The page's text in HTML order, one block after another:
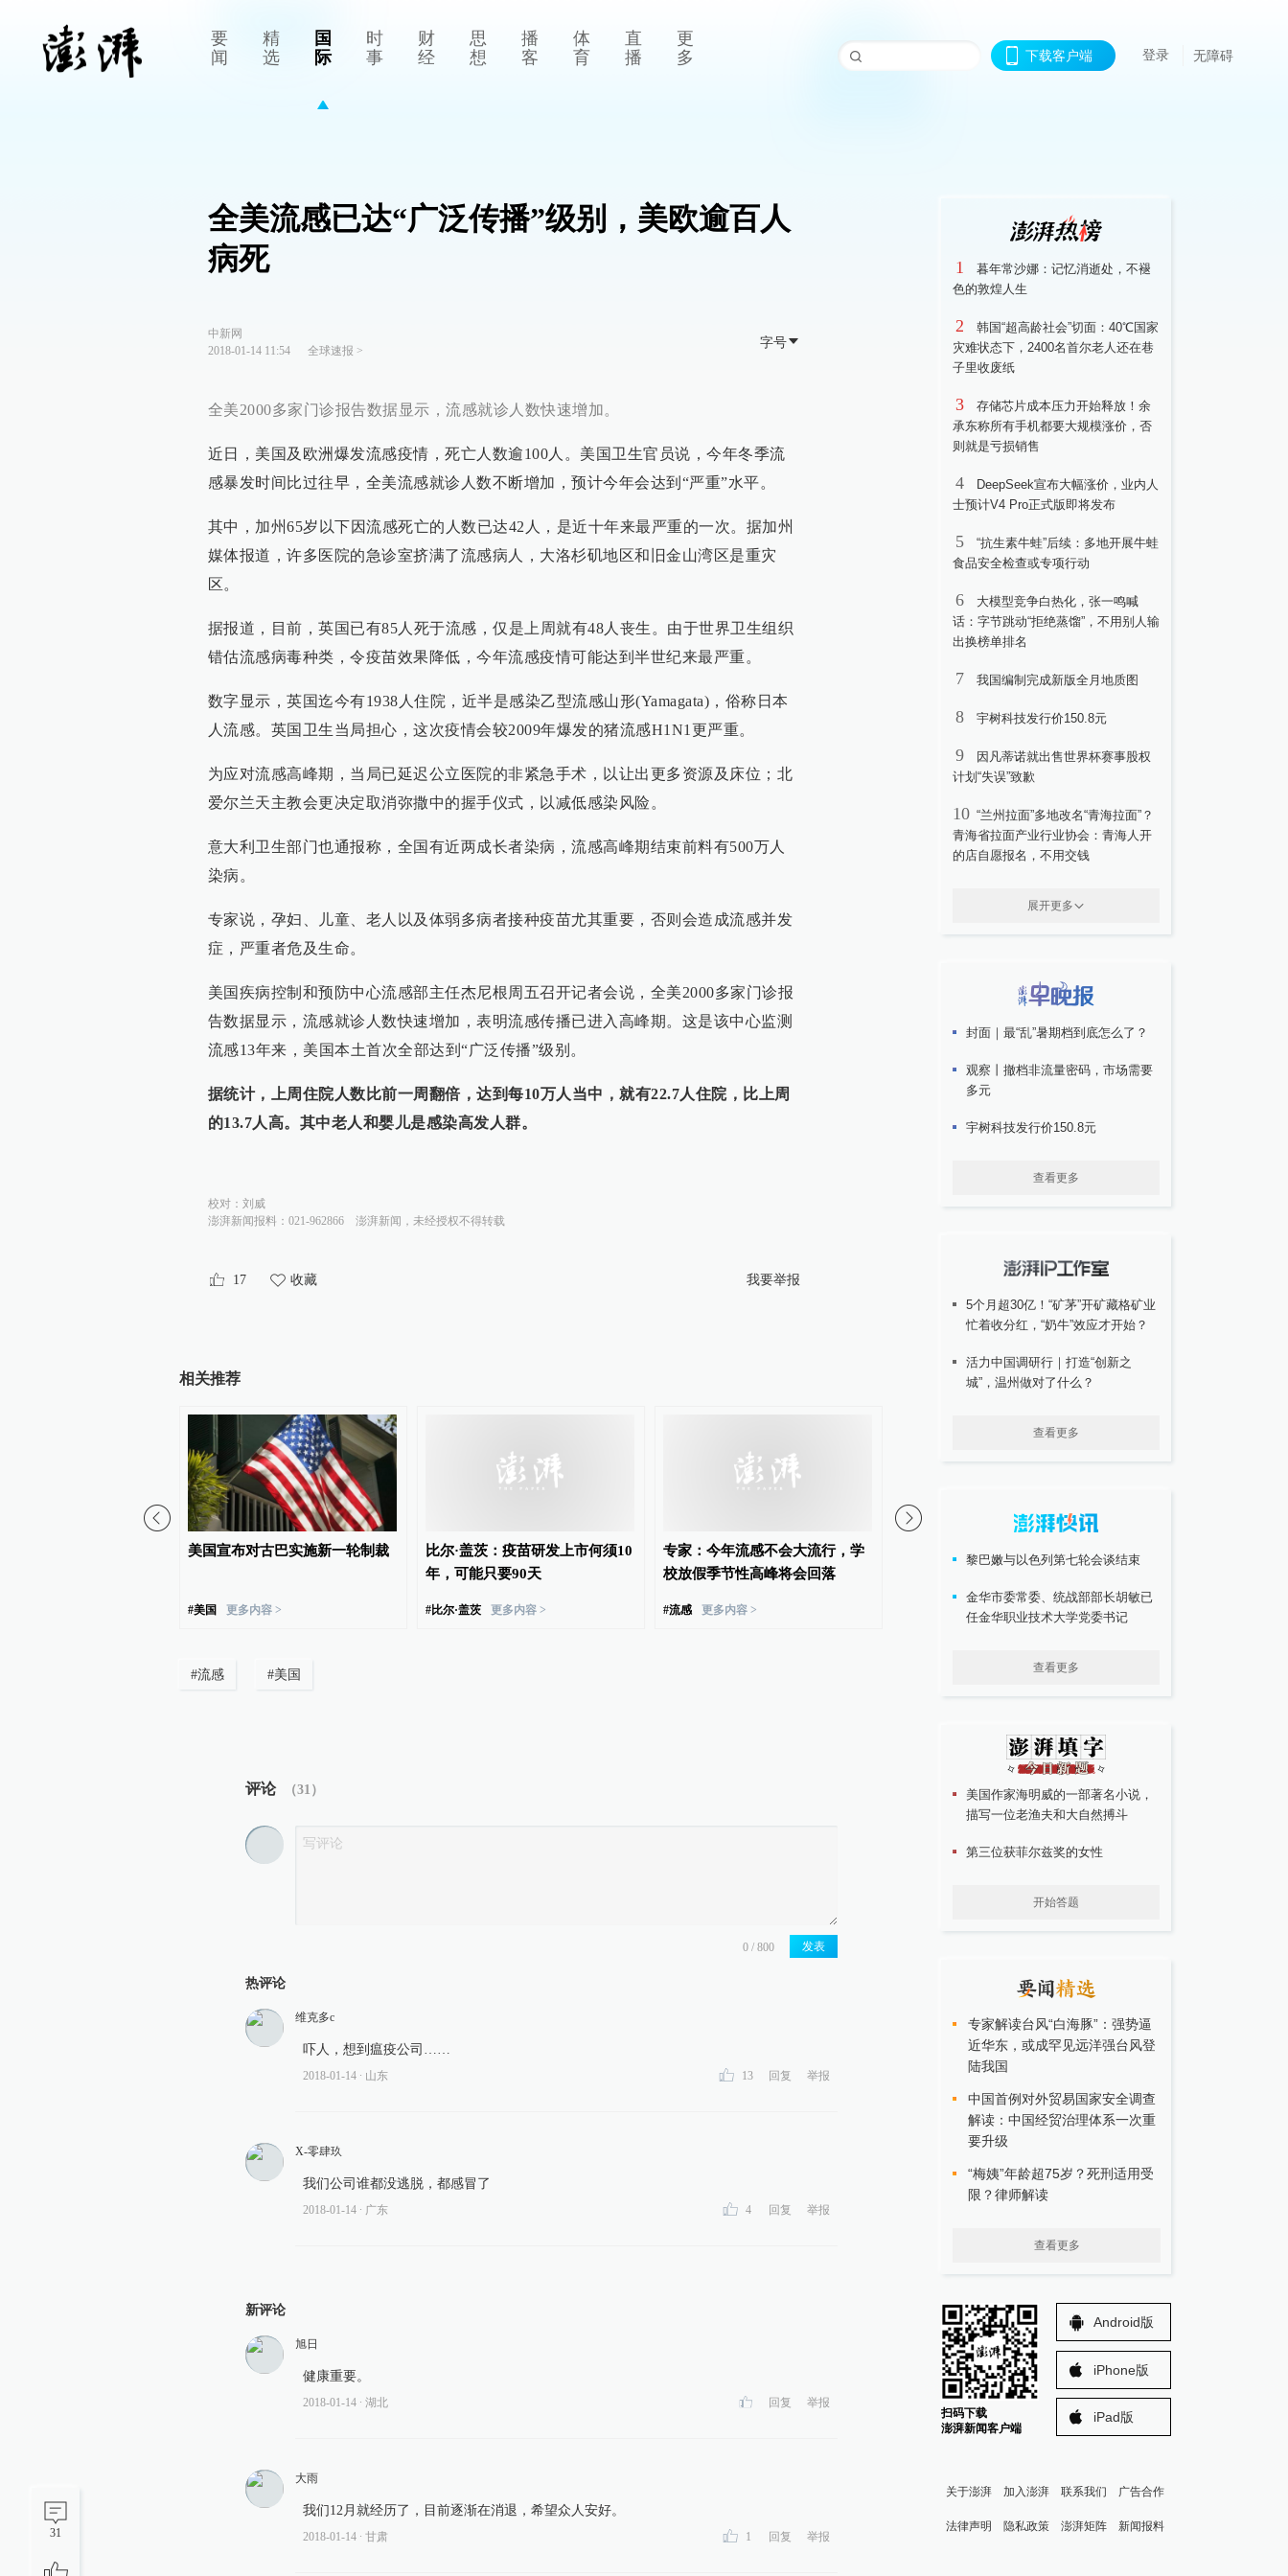
要
闻
精
选
国
际
时
事
财
经
思
想
播
客
体
育
直
播
更
多
下载客户端 登录 无障碍
31
全美流感已达“广泛传播”级别，美欧逾百人
病死
中新网
2018-01-14 11:54
全球速报 >
字号
全美2000多家门诊报告数据显示，流感就诊人数快速增加。
近日，美国及欧洲爆发流感疫情，死亡人数逾100人。美国卫生官员说，今年冬季流
感暴发时间比过往早，全美流感就诊人数不断增加，预计今年会达到“严重”水平。
其中，加州65岁以下因流感死亡的人数已达42人，是近十年来最严重的一次。据加州
媒体报道，许多医院的急诊室挤满了流感病人，大洛杉矶地区和旧金山湾区是重灾
区。
据报道，目前，英国已有85人死于流感，仅是上周就有48人丧生。由于世界卫生组织
错估流感病毒种类，令疫苗效果降低，今年流感疫情可能达到半世纪来最严重。
数字显示，英国迄今有1938人住院，近半是感染乙型流感山形(Yamagata)，俗称日本
人流感。英国卫生当局担心，这次疫情会较2009年爆发的猪流感H1N1更严重。
为应对流感高峰期，当局已延迟公立医院的非紧急手术，以让出更多资源及床位；北
爱尔兰天主教会更决定取消弥撒中的握手仪式，以减低感染风险。
意大利卫生部门也通报称，全国有近两成长者染病，流感高峰期结束前料有500万人
染病。
专家说，孕妇、儿童、老人以及体弱多病者接种疫苗尤其重要，否则会造成流感并发
症，严重者危及生命。
美国疾病控制和预防中心流感部主任杰尼根周五召开记者会说，全美2000多家门诊报
告数据显示，流感就诊人数快速增加，表明流感传播已进入高峰期。这是该中心监测
流感13年来，美国本土首次全部达到“广泛传播”级别。
据统计，上周住院人数比前一周翻倍，达到每10万人当中，就有22.7人住院，比上周
的13.7人高。其中老人和婴儿是感染高发人群。
校对： 刘威
澎湃新闻报料：021-962866
澎湃新闻，未经授权不得转载
17 收藏 我要举报
相关推荐
美国宣布对古巴实施新一轮制裁
#美国 更多内容 >
比尔·盖茨：疫苗研发上市何须10
年，可能只要90天
#比尔·盖茨 更多内容 >
专家：今年流感不会大流行，学
校放假季节性高峰将会回落
#流感 更多内容 >
流感高发季感冒用药有讲究，专
更多内容 >
#流感 #美国
评论 （31 ）
发表
热评论
维克多c
吓人，想到瘟疫公司……
2018-01-14 ∙ 山东 13 回复 举报
X-零肆玖
我们公司谁都没逃脱，都感冒了
2018-01-14 ∙ 广东 4 回复 举报
新评论
旭日
健康重要。
2018-01-14 ∙ 湖北 回复 举报
大雨
我们12月就经历了，目前逐渐在消退，希望众人安好。
2018-01-14 ∙ 甘肃 1 回复 举报
1
暮年常沙娜：记忆消逝处，不褪
色的敦煌人生
2
韩国“超高龄社会”切面：40℃国家
灾难状态下，2400名首尔老人还在巷
子里收废纸
3
存储芯片成本压力开始释放！余
承东称所有手机都要大规模涨价，否
则就是亏损销售
4
DeepSeek宣布大幅涨价，业内人
士预计V4 Pro正式版即将发布
5
“抗生素牛蛙”后续：多地开展牛蛙
食品安全检查或专项行动
6
大模型竞争白热化，张一鸣喊
话：字节跳动“拒绝蒸馏”，不用别人输
出换榜单排名
7 我国编制完成新版全月地质图
8 宇树科技发行价150.8元
9
因凡蒂诺就出售世界杯赛事股权
计划“失误”致歉
10 “兰州拉面”多地改名“青海拉面”？
青海省拉面产业行业协会：青海人开
的店自愿报名，不用交钱
展开更多
封面｜最“乱”暑期档到底怎么了？
观察丨撤档非流量密码，市场需要
多元
宇树科技发行价150.8元
查看更多
5个月超30亿！“矿茅”开矿藏格矿业
忙着收分红，“奶牛”效应才开始？
活力中国调研行｜打造“创新之
城”，温州做对了什么？
查看更多
黎巴嫩与以色列第七轮会谈结束
金华市委常委、统战部部长胡敏已
任金华职业技术大学党委书记
查看更多
美国作家海明威的一部著名小说，
描写一位老渔夫和大自然搏斗
第三位获菲尔兹奖的女性
开始答题
专家解读台风“白海豚”：强势逼
近华东，或成罕见远洋强台风登
陆我国
中国首例对外贸易国家安全调查
解读：中国经贸治理体系一次重
要升级
“梅姨”年龄超75岁？死刑适用受
限？律师解读
查看更多
扫码下载
澎湃新闻客户端
Android版
iPhone版
iPad版
关于澎湃 加入澎湃 联系我们 广告合作
法律声明 隐私政策 澎湃矩阵 新闻报料